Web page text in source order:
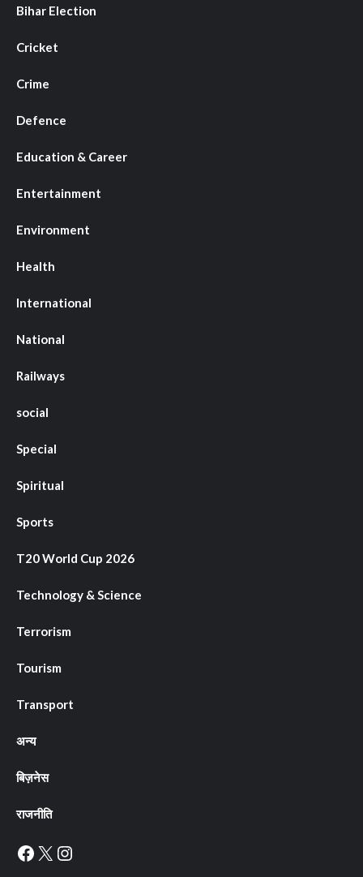
Bihar Election
Cricket
Crime
Defence
Education & Career
Entertainment
Environment
Health
International
National
Railways
social
Special
Spiritual
Sports
T20 World Cup 2026
Technology & Science
Terrorism
Tourism
Transport
अन्य
बिज़नेस
राजनीति
Facebook
X Instagram